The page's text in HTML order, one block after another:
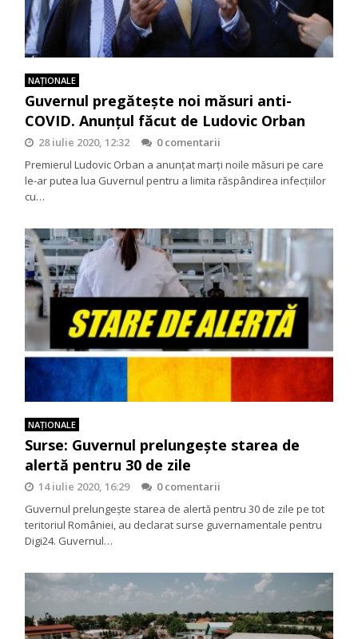
NAŢIONALE
Guvernul pregătește noi măsuri anti-
COVID. Anunțul făcut de Ludovic Orban
28 iulie 2020, 12:32
0 comentarii
Premierul Ludovic Orban a anunțat marți noile măsuri pe care
le-ar putea lua Guvernul pentru a limita răspândirea infecțiilor
cu…
NAŢIONALE
Surse: Guvernul prelungește starea de
alertă pentru 30 de zile
14 iulie 2020, 16:29
0 comentarii
Guvernul prelungește starea de alertă pentru 30 de zile pe tot
teritoriul României, au declarat surse guvernamentale pentru
Digi24. Guvernul…